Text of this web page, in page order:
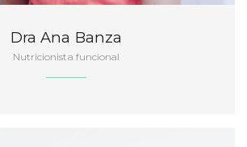
Dra Ana Banza
Nutricionista funcional